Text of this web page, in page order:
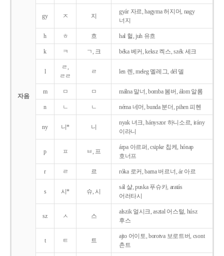
자음
gy ㅈ 지
gyár 자르, hagyma 허지머, nagy
너지
h ㅎ 흐 hal 헐, juh 유흐
k ㅋ ㄱ, 크 béka 베커, keksz 켁스, szék 세크
l
ㄹ,
ㄹㄹ
ㄹ len 렌, meleg 멜레그, dél 델
m ㅁ ㅁ málna 말너, bomba 봄버, álom 알롬
n ㄴ ㄴ néma 네머, bunda 분더, pihen 피헨
ny 니* 니
nyak 녀크, hányszor 하니소르, irány
이라니
p ㅍ ㅂ, 프
árpa 아르퍼, csipke 칩케, hónap
호너프
r ㄹ 르 róka 로커, barna 버르너, ár 아르
s 시* 슈, 시
sál 샬, puska 푸슈카, aratás
어러타시
sz ㅅ 스
alszik 얼시크, asztal 어스털, húsz
후스
t ㅌ 트
ajto 어이토, borotva 보로트버, csont
촌트